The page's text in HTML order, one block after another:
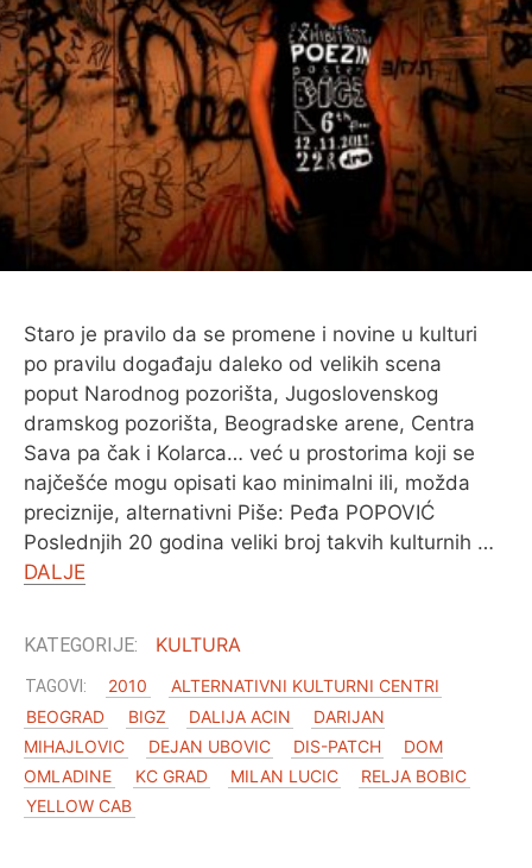
O MENI
Staro je pravilo da se promene i novine u kulturi
po pravilu događaju daleko od velikih scena
poput Narodnog pozorišta, Jugoslovenskog
dramskog pozorišta, Beogradske arene, Centra
Sava pa čak i Kolarca… već u prostorima koji se
najčešće mogu opisati kao minimalni ili, možda
preciznije, alternativni Piše: Peđa POPOVIĆ
Poslednjih 20 godina veliki broj takvih kulturnih …
DALJE
KULTURA
2010
ALTERNATIVNI KULTURNI CENTRI
BEOGRAD
BIGZ DALIJA ACIN
DARIJAN
MIHAJLOVIC
DEJAN UBOVIC DIS-PATCH
DOM
OMLADINE
KC GRAD MILAN LUCIC
RELJA BOBIC
YELLOW CAB